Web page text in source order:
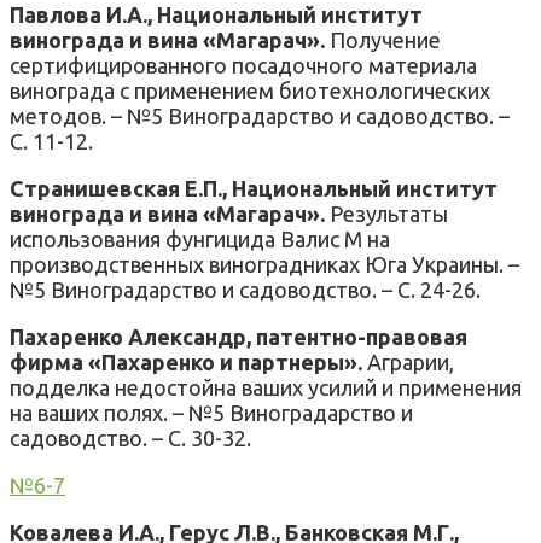
Павлова И.А., Национальный институт
винограда и вина «Магарач». Получение
сертифицированного посадочного материала
винограда с применением биотехнологических
методов. – №5 Виноградарство и садоводство. –
С. 11-12.
Странишевская Е.П., Национальный институт
винограда и вина «Магарач». Результаты
использования фунгицида Валис М на
производственных виноградниках Юга Украины. –
№5 Виноградарство и садоводство. – С. 24-26.
Пахаренко Александр, патентно-правовая
фирма «Пахаренко и партнеры». Аграрии,
подделка недостойна ваших усилий и применения
на ваших полях. – №5 Виноградарство и
садоводство. – С. 30-32.
№6-7
Ковалева И.А., Герус Л.В., Банковская М.Г.,